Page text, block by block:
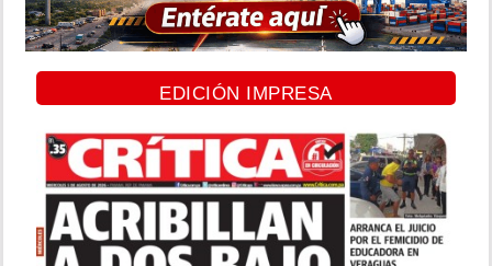
EDICIÓN IMPRESA